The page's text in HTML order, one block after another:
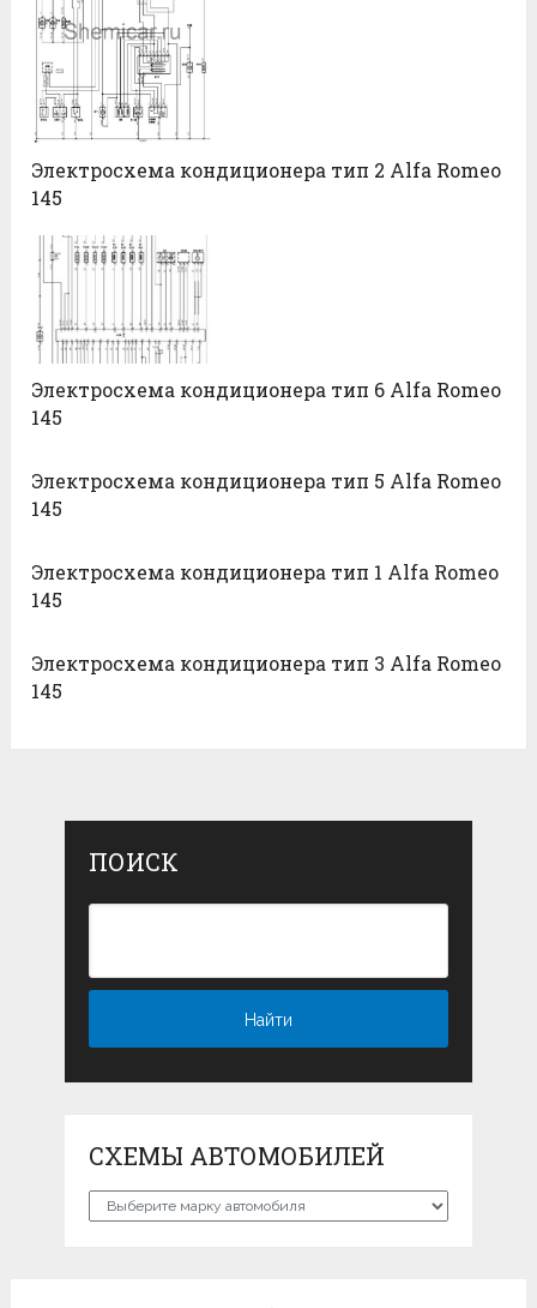
Электросхема кондиционера тип 2 Alfa Romeo
145
Электросхема кондиционера тип 6 Alfa Romeo
145
Электросхема кондиционера тип 5 Alfa Romeo
145
Электросхема кондиционера тип 1 Alfa Romeo
145
Электросхема кондиционера тип 3 Alfa Romeo
145
ПОИСК
СХЕМЫ АВТОМОБИЛЕЙ
Схемы